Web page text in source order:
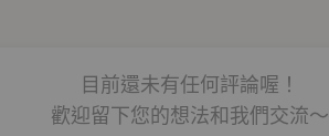
目前還未有任何評論喔！
歡迎留下您的想法和我們交流～